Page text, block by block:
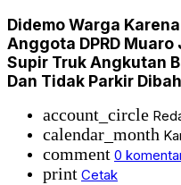
Didemo Warga
Anggota DPRD Muaro
Supir Truk Angkutan
Dan Tidak Parkir
account_circle
calendar_month
comment 0
print Cetak